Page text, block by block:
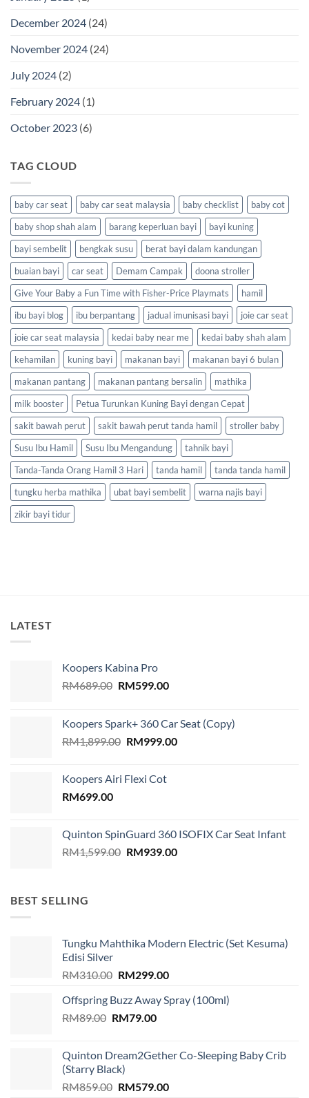
December 2024 (24)
November 2024 (24)
July 2024 (2)
February 2024 (1)
October 2023 (6)
TAG CLOUD
baby car seat baby car seat malaysia baby checklist
baby cot
baby shop shah alam
barang keperluan bayi
bayi kuning
bayi sembelit
bengkak susu
berat bayi dalam kandungan
buaian bayi
car seat Demam Campak
doona stroller
Give Your Baby a Fun Time with Fisher-Price Playmats
hamil
ibu bayi blog
ibu berpantang jadual imunisasi bayi
joie car seat
joie car seat malaysia
kedai baby near me
kedai baby shah alam
kehamilan
kuning bayi makanan bayi
makanan bayi 6 bulan
makanan pantang
makanan pantang bersalin
mathika
milk booster
Petua Turunkan Kuning Bayi dengan Cepat
sakit bawah perut
sakit bawah perut tanda hamil
stroller baby
Susu Ibu Hamil
Susu Ibu Mengandung
tahnik bayi
Tanda-Tanda Orang Hamil 3 Hari
tanda hamil
tanda tanda hamil
tungku herba mathika
ubat bayi sembelit
warna najis bayi
zikir bayi tidur
LATEST
Koopers Kabina Pro
RM689.00 Original
RM689.00.
RM599.00Current
RM599.00.
Koopers Spark+ 360 Car Seat (Copy)
RM1,899.00 Original
RM1,899.00.
RM999.00Current
Koopers Airi Flexi Cot
RM699.00
Quinton SpinGuard 360 ISOFIX Car Seat Infant
RM1,599.00 Original
RM939.00Current
BEST SELLING
Tungku Mahthika Modern Electric (Set Kesuma)
Edisi Silver
RM310.00 Original
was:
RM310.00.
RM299.00Current
is:
Offspring Buzz Away Spray (100ml)
RM89.00 Original
RM89.00.
RM79.00Current
RM79.00.
Quinton Dream2Gether Co-Sleeping Baby Crib
(Starry Black)
RM859.00 Original
RM579.00Current